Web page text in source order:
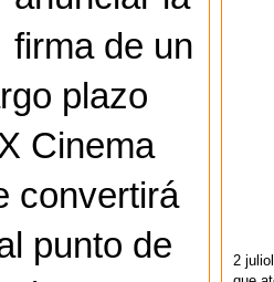
firma de un
plazo
Cinema
convertirá
punto de
2